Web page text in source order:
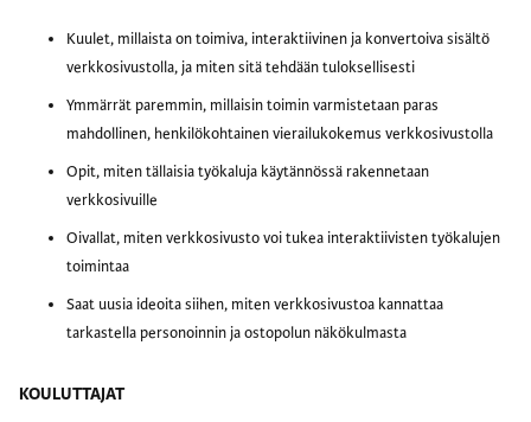
Kuulet, millaista on toimiva, interaktiivinen ja konvertoiva sisältö
verkkosivustolla, ja miten sitä tehdään tuloksellisesti
Ymmärrät paremmin, millaisin toimin varmistetaan paras
mahdollinen, henkilökohtainen vierailukokemus verkkosivustolla
Opit, miten tällaisia työkaluja käytännössä rakennetaan
verkkosivuille
Oivallat, miten verkkosivusto voi tukea interaktiivisten työkalujen
toimintaa
Saat uusia ideoita siihen, miten verkkosivustoa kannattaa
tarkastella personoinnin ja ostopolun näkökulmasta
KOULUTTAJAT